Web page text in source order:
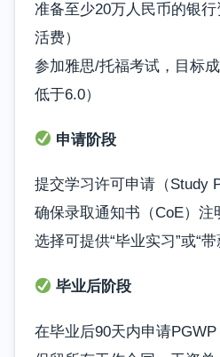
准备至少20万人民币的银
活费）
参加雅思/托福考试，目标
低于6.0）
申请阶段
提交学习许可申请（Study
确保录取通知书（CoE）注
选择可提供“毕业实习”或“
毕业后阶段
在毕业后90天内申请PGWP